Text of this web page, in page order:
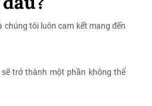
chúng tôi luôn cam kết mang đến
trở thành một phần không thể